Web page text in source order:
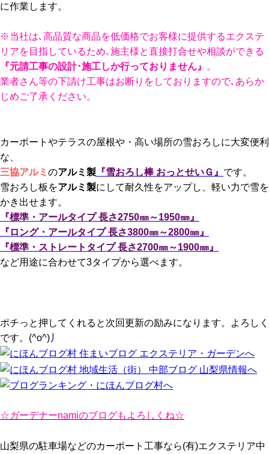
に作業します。
※当社は､高品質な商品を低価格でお客様に提供するエクステ
リアを目指しているため､施主様と直接打合せや相談ができる
『元請工事の設計･施工しか行っておりません』
。
業者さん等の下請け工事はお断りをしておりますので､あらか
じめご了承ください。
カーポートやテラスの屋根や・高い場所の雪おろしに大変便利
な、
三協アルミ のアルミ製 『雪おろし棒 おっとせいＧ』 です。
雪おろし板をアルミ製にして耐久性をアップし、軽い力で雪を
かき出せます。
『標準・アールタイプ 長さ2750㎜～1950㎜』
『ロング・アールタイプ 長さ3800㎜～2800㎜』
『標準・ストレートタイプ 長さ2700㎜～1900㎜』
など用途に合わせて3タイプから選べます。
ポチっと押してくれると次回更新の励みになります。よろしく
です。(^o^)丿
☆ガーデナーnamiのブログもよろしくね☆
山梨県の駐車場などのカーポート工事なら(有)エクステリア中